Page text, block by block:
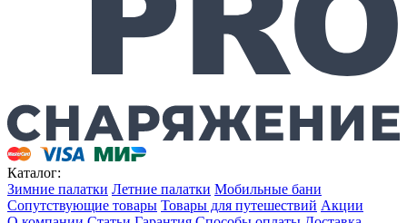
Каталог:
Зимние палатки Летние палатки Мобильные бани
Сопутствующие товары Товары для путешествий Акции